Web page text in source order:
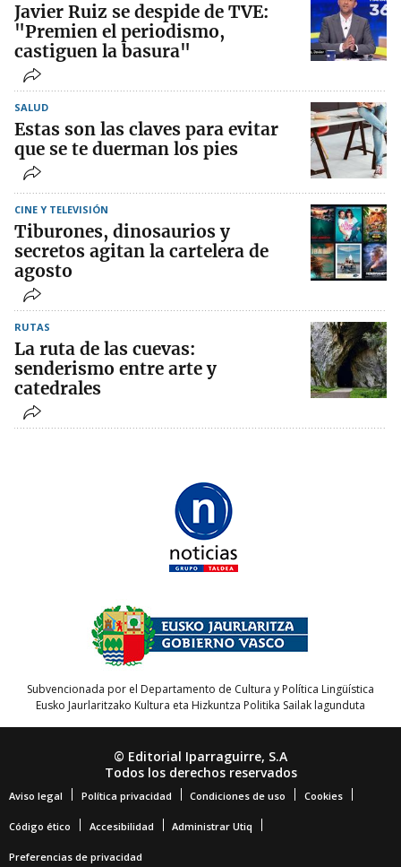
Javier Ruiz se despide de TVE:
"Premien el periodismo,
castiguen la basura"
SALUD
Estas son las claves para evitar
que se te duerman los pies
CINE Y TELEVISIÓN
Tiburones, dinosaurios y
secretos agitan la cartelera de
agosto
RUTAS
La ruta de las cuevas:
senderismo entre arte y
catedrales
Subvencionada por el Departamento de Cultura y Política Lingüística
Eusko Jaurlaritzako Kultura eta Hizkuntza Politika Sailak lagunduta
© Editorial Iparraguirre, S.A
Todos los derechos reservados
Aviso legal Política privacidad Condiciones de uso Cookies
Código ético Accesibilidad Administrar Utiq
Preferencias de privacidad